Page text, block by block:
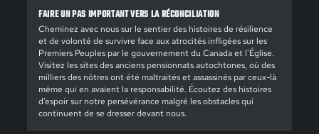
FAIRE UN PAS IMPORTANT VERS LA RÉCONCILIATION
Cheminez avec nous sur le sentier des histoires de résilience
et de volonté de survivre face aux atrocités infligées sur les
Premiers Peuples par le gouvernement du Canada et l'Église.
Visitez les sites des anciens pensionnats autochtones, où des
milliers des nôtres ont été maltraités et assassinés par ceux-là
même qui en avaient la responsabilité. Écoutez des histoires
d’espoir sur notre persévérance malgré les obstacles qui
continuent de se dresser devant nous.